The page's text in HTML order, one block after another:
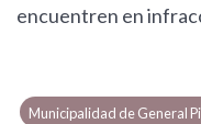
encuentren en
Municipalidad de General